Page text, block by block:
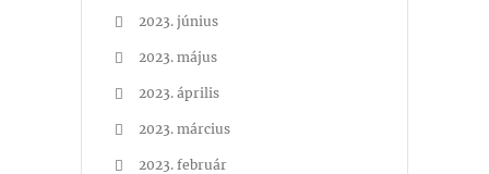
2023. június
2023. május
2023. április
2023. március
2023. február